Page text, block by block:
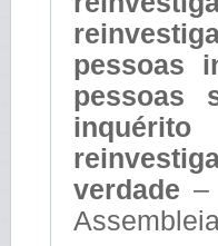
pessoas
pessoas
verdade –